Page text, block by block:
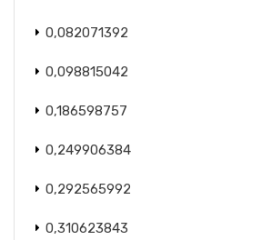
0,082071392
0,098815042
0,186598757
0,249906384
0,292565992
0,310623843